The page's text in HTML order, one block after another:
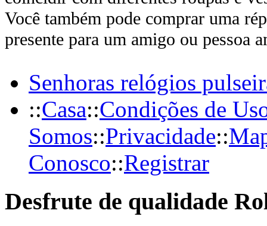
Você também pode comprar uma
presente para um amigo ou pessoa
Senhoras relógios
::Casa::Condições de
Somos::Privacidade::
Conosco::Registrar
Desfrute de qualidade